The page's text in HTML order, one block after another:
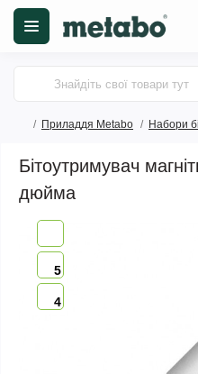
Приладдя Metabo Набори
Бітоутримувач
дюйма
5
4